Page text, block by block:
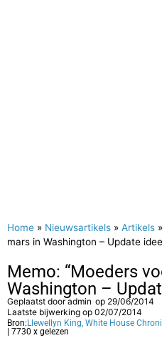
Home » Nieuwsartikels » Artikels »
mars in Washington – Update
Memo: “Moeders
Washington –
Geplaatst dooradmin op 29/06/2014
Laatste bijwerking op 02/07/2014
Bron: Llewellyn King, White House
| 7730 x gelezen